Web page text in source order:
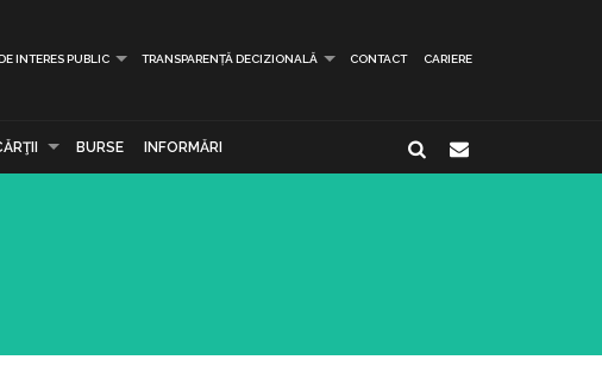
INTERES PUBLIC TRANSPARENȚĂ DECIZIONALĂ CONTACT CARIERE
BURSE INFORMĂRI